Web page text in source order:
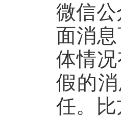
微信
面消
体情
假的
任。